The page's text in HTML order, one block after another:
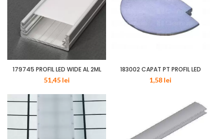
179745 PROFIL LED WIDE AL 2ML
51,45 lei
183002 CAPAT PT PROFIL LED
1,58 lei